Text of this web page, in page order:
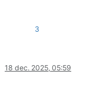
3
18 dec. 2025, 05:59